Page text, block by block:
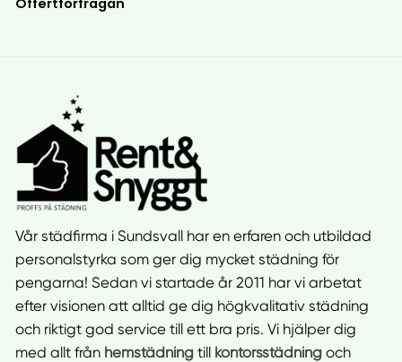
Vår städfirma i Sundsvall har en erfaren och utbildad
personalstyrka som ger dig mycket städning för
pengarna! Sedan vi startade år 2011 har vi arbetat
efter visionen att alltid ge dig högkvalitativ städning
och riktigt god service till ett bra pris. Vi hjälper dig
med allt från hemstädningtill kontorsstädningoch